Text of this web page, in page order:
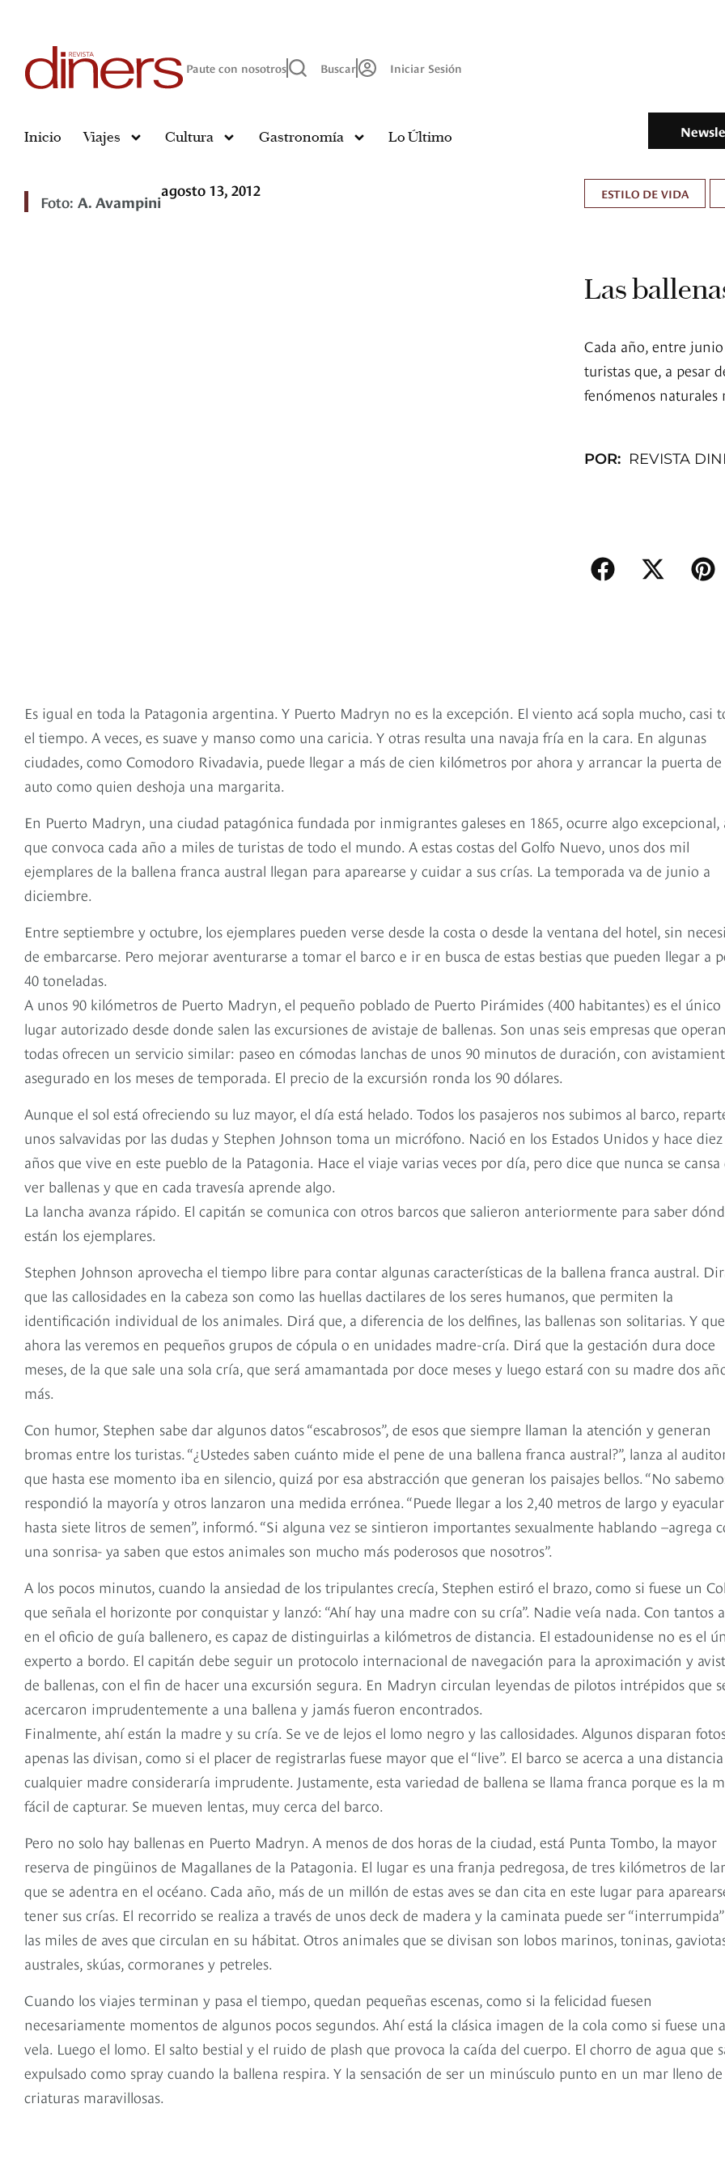
Paute con nosotros Buscar Iniciar Sesión
Inicio Viajes Cultura Gastronomía Lo Último
Foto: A. Avampini
agosto 13, 2012 ESTILO DE VIDA
Las
Cada año, entre
turistas que, a pesar
fenómenos naturales
POR: REVISTA
Es igual en toda la Patagonia argentina. Y Puerto Madryn no es la excepción. El viento acá sopla mucho, casi
el tiempo. A veces, es suave y manso como una caricia. Y otras resulta una navaja fría en la cara. En algunas
ciudades, como Comodoro Rivadavia, puede llegar a más de cien kilómetros por ahora y arrancar la puerta
auto como quien deshoja una margarita.
En Puerto Madryn, una ciudad patagónica fundada por inmigrantes galeses en 1865, ocurre algo excepcional,
que convoca cada año a miles de turistas de todo el mundo. A estas costas del Golfo Nuevo, unos dos mil
ejemplares de la ballena franca austral llegan para aparearse y cuidar a sus crías. La temporada va de junio a
diciembre.
Entre septiembre y octubre, los ejemplares pueden verse desde la costa o desde la ventana del hotel, sin
de embarcarse. Pero mejorar aventurarse a tomar el barco e ir en busca de estas bestias que pueden llegar a
40 toneladas.
A unos 90 kilómetros de Puerto Madryn, el pequeño poblado de Puerto Pirámides (400 habitantes) es el único
lugar autorizado desde donde salen las excursiones de avistaje de ballenas. Son unas seis empresas que
todas ofrecen un servicio similar: paseo en cómodas lanchas de unos 90 minutos de duración, con
asegurado en los meses de temporada. El precio de la excursión ronda los 90 dólares.
Aunque el sol está ofreciendo su luz mayor, el día está helado. Todos los pasajeros nos subimos al barco,
unos salvavidas por las dudas y Stephen Johnson toma un micrófono. Nació en los Estados Unidos y hace diez
años que vive en este pueblo de la Patagonia. Hace el viaje varias veces por día, pero dice que nunca se cansa
ver ballenas y que en cada travesía aprende algo.
La lancha avanza rápido. El capitán se comunica con otros barcos que salieron anteriormente para saber
están los ejemplares.
Stephen Johnson aprovecha el tiempo libre para contar algunas características de la ballena franca austral.
que las callosidades en la cabeza son como las huellas dactilares de los seres humanos, que permiten la
identificación individual de los animales. Dirá que, a diferencia de los delfines, las ballenas son solitarias. Y que
ahora las veremos en pequeños grupos de cópula o en unidades madre-cría. Dirá que la gestación dura doce
meses, de la que sale una sola cría, que será amamantada por doce meses y luego estará con su madre dos
más.
Con humor, Stephen sabe dar algunos datos “escabrosos”, de esos que siempre llaman la atención y generan
bromas entre los turistas. “¿Ustedes saben cuánto mide el pene de una ballena franca austral?”, lanza al
que hasta ese momento iba en silencio, quizá por esa abstracción que generan los paisajes bellos. “No
respondió la mayoría y otros lanzaron una medida errónea. “Puede llegar a los 2,40 metros de largo y eyacular
hasta siete litros de semen”, informó. “Si alguna vez se sintieron importantes sexualmente hablando –agrega
una sonrisa- ya saben que estos animales son mucho más poderosos que nosotros”.
A los pocos minutos, cuando la ansiedad de los tripulantes crecía, Stephen estiró el brazo, como si fuese un
que señala el horizonte por conquistar y lanzó: “Ahí hay una madre con su cría”. Nadie veía nada. Con tantos
en el oficio de guía ballenero, es capaz de distinguirlas a kilómetros de distancia. El estadounidense no es el
experto a bordo. El capitán debe seguir un protocolo internacional de navegación para la aproximación y
de ballenas, con el fin de hacer una excursión segura. En Madryn circulan leyendas de pilotos intrépidos que
acercaron imprudentemente a una ballena y jamás fueron encontrados.
Finalmente, ahí están la madre y su cría. Se ve de lejos el lomo negro y las callosidades. Algunos disparan
apenas las divisan, como si el placer de registrarlas fuese mayor que el “live”. El barco se acerca a una
cualquier madre consideraría imprudente. Justamente, esta variedad de ballena se llama franca porque es la
fácil de capturar. Se mueven lentas, muy cerca del barco.
Pero no solo hay ballenas en Puerto Madryn. A menos de dos horas de la ciudad, está Punta Tombo, la mayor
reserva de pingüinos de Magallanes de la Patagonia. El lugar es una franja pedregosa, de tres kilómetros de
que se adentra en el océano. Cada año, más de un millón de estas aves se dan cita en este lugar para
tener sus crías. El recorrido se realiza a través de unos deck de madera y la caminata puede ser
las miles de aves que circulan en su hábitat. Otros animales que se divisan son lobos marinos, toninas,
australes, skúas, cormoranes y petreles.
Cuando los viajes terminan y pasa el tiempo, quedan pequeñas escenas, como si la felicidad fuesen
necesariamente momentos de algunos pocos segundos. Ahí está la clásica imagen de la cola como si fuese una
vela. Luego el lomo. El salto bestial y el ruido de plash que provoca la caída del cuerpo. El chorro de agua que
expulsado como spray cuando la ballena respira. Y la sensación de ser un minúsculo punto en un mar lleno de
criaturas maravillosas.